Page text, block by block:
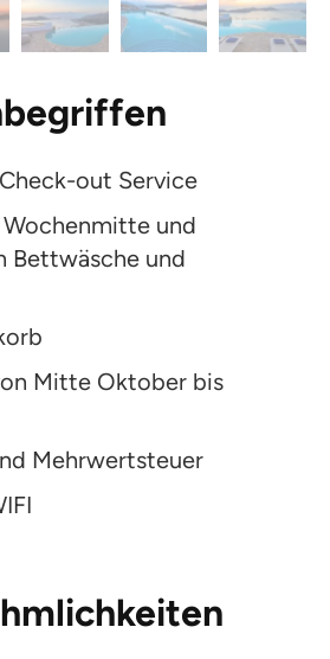
out Service
und
Bettwäsche und
Mitte Oktober bis
Mehrwertsteuer